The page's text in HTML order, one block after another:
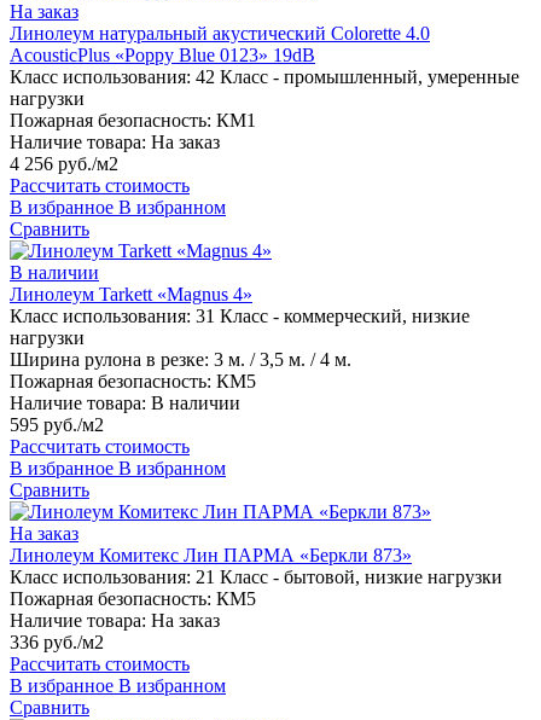
На заказ
Линолеум натуральный акустический Colorette 4.0
AcousticPlus «Poppy Blue 0123» 19dB
Класс использования: 42 Класс - промышленный, умеренные
нагрузки
Пожарная безопасность: КМ1
Наличие товара: На заказ
4 256 руб./м2
Рассчитать стоимость
В избранное В избранном
Сравнить
В наличии
Линолеум Tarkett «Magnus 4»
Класс использования: 31 Класс - коммерческий, низкие
нагрузки
Ширина рулона в резке: 3 м. / 3,5 м. / 4 м.
Пожарная безопасность: КМ5
Наличие товара: В наличии
595 руб./м2
Рассчитать стоимость
В избранное В избранном
Сравнить
На заказ
Линолеум Комитекс Лин ПАРМА «Беркли 873»
Класс использования: 21 Класс - бытовой, низкие нагрузки
Пожарная безопасность: КМ5
Наличие товара: На заказ
336 руб./м2
Рассчитать стоимость
В избранное В избранном
Сравнить